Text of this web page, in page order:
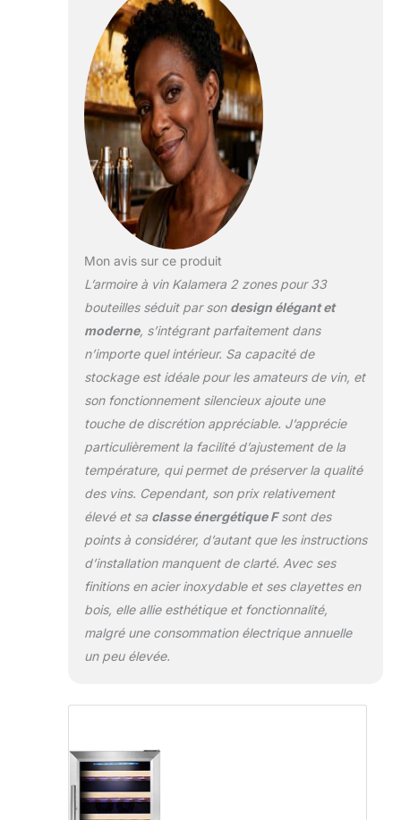
Mon avis sur ce produit
L’armoire à vin Kalamera 2 zones pour 33
bouteilles séduit par son design élégant et
moderne, s’intégrant parfaitement dans
n’importe quel intérieur. Sa capacité de
stockage est idéale pour les amateurs de vin, et
son fonctionnement silencieux ajoute une
touche de discrétion appréciable. J’apprécie
particulièrement la facilité d’ajustement de la
température, qui permet de préserver la qualité
des vins. Cependant, son prix relativement
élevé et sa classe énergétique Fsont des
points à considérer, d’autant que les instructions
d’installation manquent de clarté. Avec ses
finitions en acier inoxydable et ses clayettes en
bois, elle allie esthétique et fonctionnalité,
malgré une consommation électrique annuelle
un peu élevée.